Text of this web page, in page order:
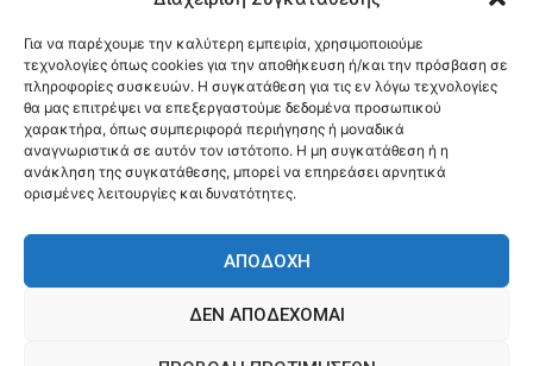
Για να παρέχουμε την καλύτερη εμπειρία, χρησιμοποιούμε
τεχνολογίες όπως cookies για την αποθήκευση ή/και την πρόσβαση σε
πληροφορίες συσκευών. Η συγκατάθεση για τις εν λόγω τεχνολογίες
θα μας επιτρέψει να επεξεργαστούμε δεδομένα προσωπικού
χαρακτήρα, όπως συμπεριφορά περιήγησης ή μοναδικά
αναγνωριστικά σε αυτόν τον ιστότοπο. Η μη συγκατάθεση ή η
ανάκληση της συγκατάθεσης, μπορεί να επηρεάσει αρνητικά
ορισμένες λειτουργίες και δυνατότητες.
ΑΠΟΔΟΧΉ
ΔΕΝ ΑΠΟΔΈΧΟΜΑΙ
Πολιτική Απορρήτου
ΕΠΙΚΟΙΝΩΝΙΑ
YOUTUBE